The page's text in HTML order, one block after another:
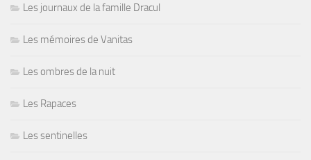
Les journaux de la famille Dracul
Les mémoires de Vanitas
Les ombres de la nuit
Les Rapaces
Les sentinelles